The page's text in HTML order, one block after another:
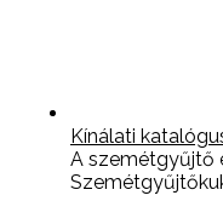
Kínálati
A szemétgyűjtő